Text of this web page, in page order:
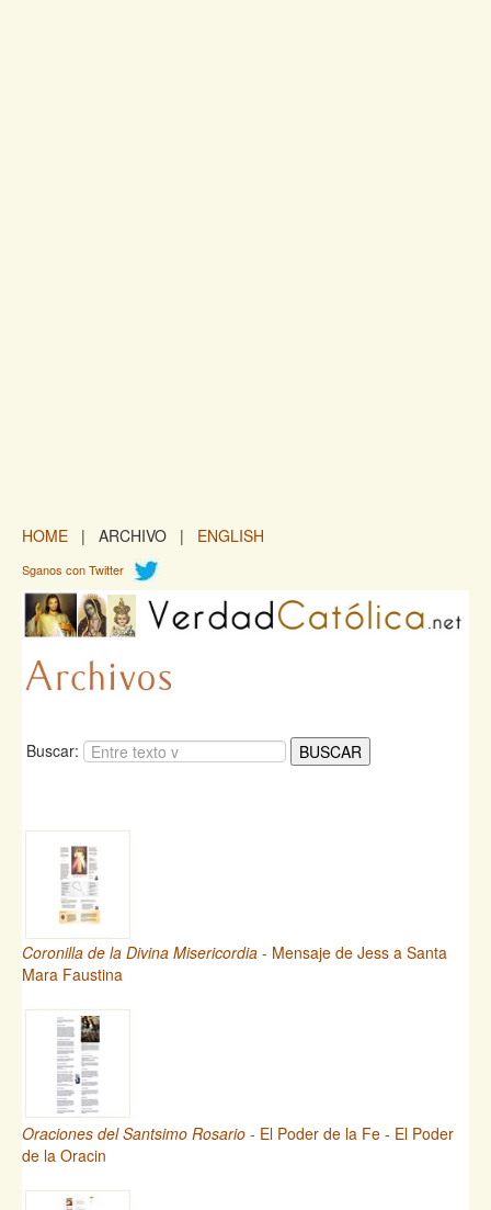
HOME | ARCHIVO | ENGLISH
Sganos con Twitter
Buscar:
Coronilla de la Divina Misericordia - Mensaje de Jess a Santa
Mara Faustina
Oraciones del Santsimo Rosario - El Poder de la Fe - El Poder
de la Oracin